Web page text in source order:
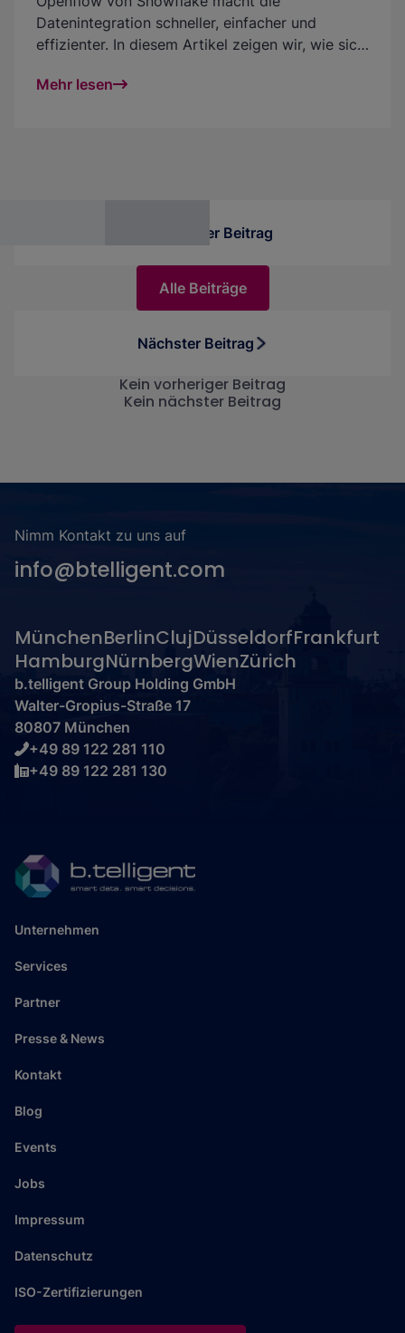
Datenintegration schneller, einfacher und
effizienter. In diesem Artikel zeigen wir, wie sich
eines echten Beispiels werden Strategien für die
Mehr lesen
Vorheriger Beitrag
Alle Beiträge
Nächster Beitrag
Kein vorheriger Beitrag
Kein nächster Beitrag
Nimm Kontakt zu uns auf
info@btelligent.com
MünchenBerlinClujDüsseldorfFrankfurt
HamburgNürnbergWienZürich
b.telligent Group Holding GmbH
Walter-Gropius-Straße 17
80807 München
+49 89 122 281 110
+49 89 122 281 130
Unternehmen
Services
Partner
Presse & News
Kontakt
Blog
Events
Jobs
Impressum
Datenschutz
ISO-Zertifizierungen